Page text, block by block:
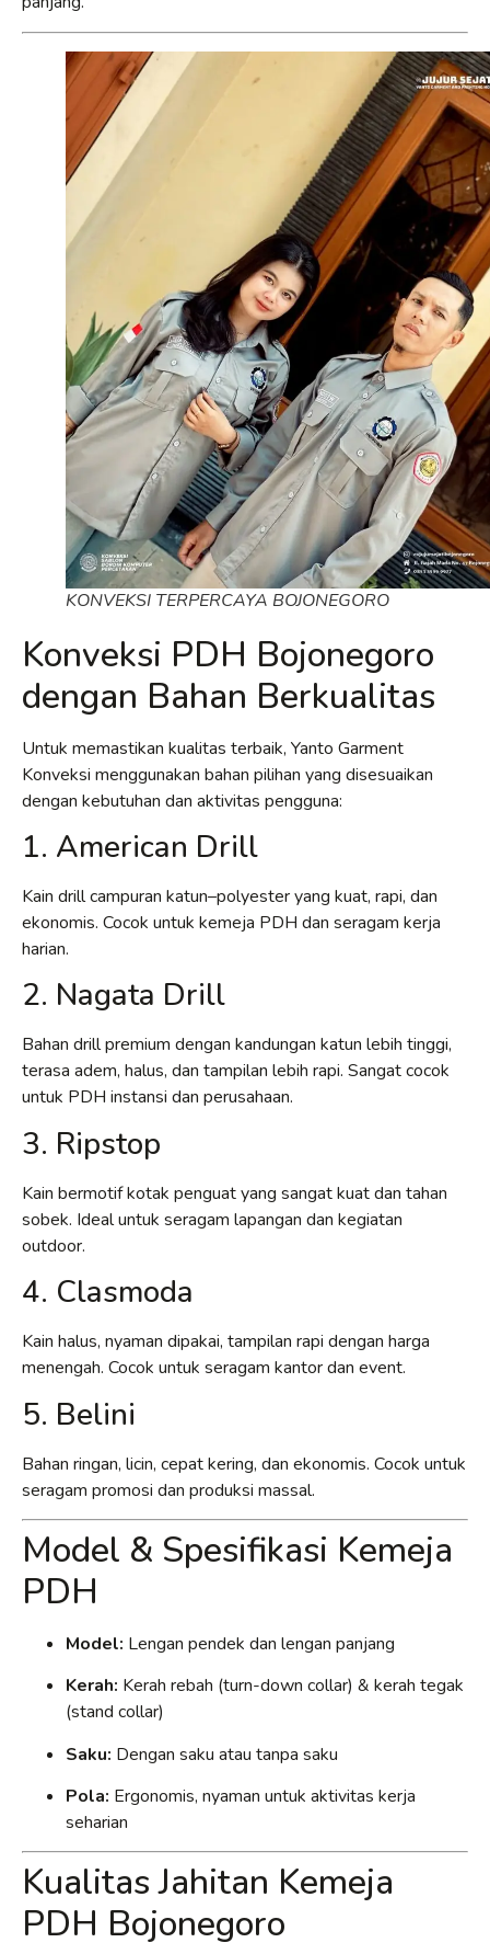
KONVEKSI TERPERCAYA BOJONEGORO
Konveksi PDH Bojonegoro
dengan Bahan Berkualitas
Untuk memastikan kualitas terbaik, Yanto Garment
Konveksi menggunakan bahan pilihan yang disesuaikan
dengan kebutuhan dan aktivitas pengguna:
1. American Drill
Kain drill campuran katun–polyester yang kuat, rapi, dan
ekonomis. Cocok untuk kemeja PDH dan seragam kerja
harian.
2. Nagata Drill
Bahan drill premium dengan kandungan katun lebih tinggi,
terasa adem, halus, dan tampilan lebih rapi. Sangat cocok
untuk PDH instansi dan perusahaan.
3. Ripstop
Kain bermotif kotak penguat yang sangat kuat dan tahan
sobek. Ideal untuk seragam lapangan dan kegiatan
outdoor.
4. Clasmoda
Kain halus, nyaman dipakai, tampilan rapi dengan harga
menengah. Cocok untuk seragam kantor dan event.
5. Belini
Bahan ringan, licin, cepat kering, dan ekonomis. Cocok untuk
seragam promosi dan produksi massal.
Model & Spesifikasi Kemeja
PDH
Model: Lengan pendek dan lengan panjang
Kerah: Kerah rebah (turn-down collar) & kerah tegak
(stand collar)
Saku: Dengan saku atau tanpa saku
Pola: Ergonomis, nyaman untuk aktivitas kerja
seharian
Kualitas Jahitan Kemeja
PDH Bojonegoro